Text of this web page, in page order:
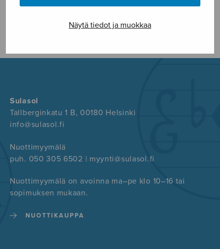
Näytä tiedot ja muokkaa
Sulasol
Tallberginkatu 1 B, 00180 Helsinki
info@sulasol.fi
Nuottimyymälä
puh. 050 305 6502 | myynti@sulasol.fi
Nuottimyymälä on avoinna ma–pe klo 10–16 tai
sopimuksen mukaan.
NUOTTIKAUPPA